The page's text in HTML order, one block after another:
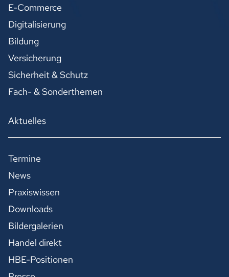
E-Commerce
Digitalisierung
Bildung
Versicherung
Sicherheit & Schutz
Fach- & Sonderthemen
Aktuelles
Termine
News
Praxiswissen
Downloads
Bildergalerien
Handel direkt
HBE-Positionen